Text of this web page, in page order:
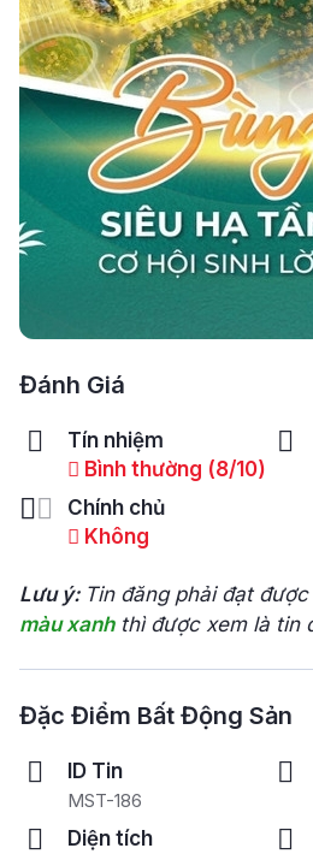
Đánh Giá
Tín nhiệm
Bình thường (8/10)
Chính chủ
Không
Lưu ý: Tin đăng phải đạt
màu xanhthì được xem là tin
Đặc Điểm Bất Động Sản
ID Tin
MST-186
Diện tích